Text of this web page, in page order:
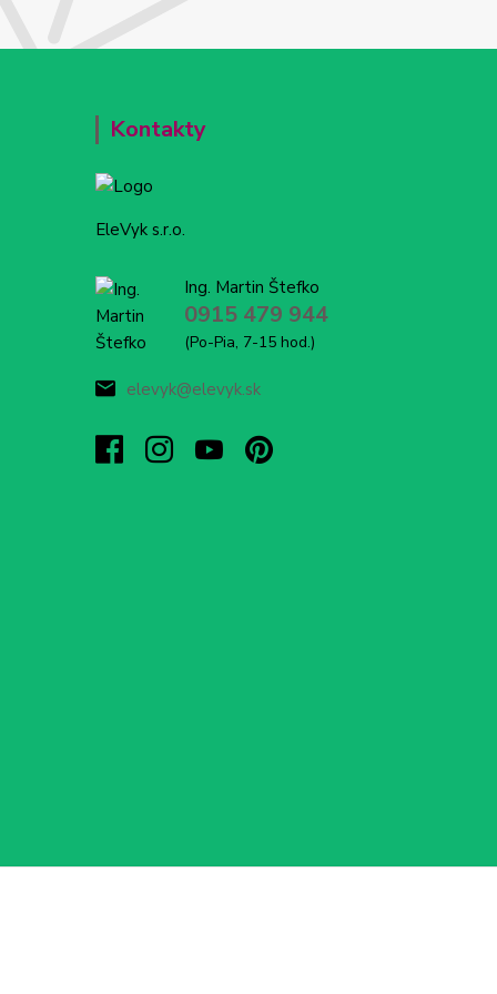
Kontakty
EleVyk s.r.o.
Ing. Martin Štefko
0915 479 944
(Po-Pia, 7-15 hod.)
elevyk@elevyk.sk